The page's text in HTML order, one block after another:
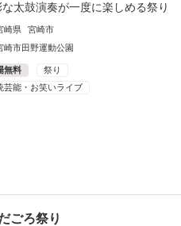
な太鼓演奏が一度に楽しめる祭り
崎県
宮崎市
崎市田野運動公園
無料
祭り
芸能・お笑いライブ
ごろ祭り